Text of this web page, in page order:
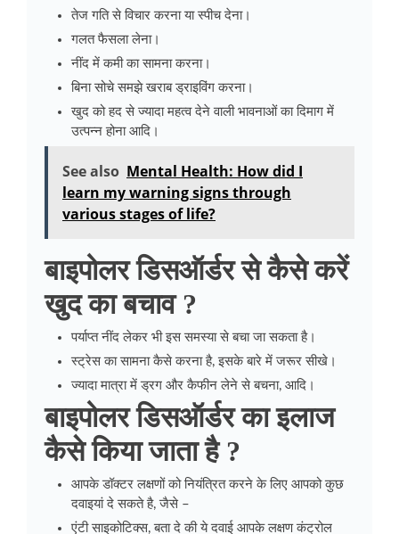
तेज गति से विचार करना या स्‍पीच देना।
गलत फैसला लेना।
नींद में कमी का सामना करना।
बिना सोचे समझे खराब ड्राइविंग करना।
खुद को हद से ज्‍यादा महत्‍व देने वाली भावनाओं का दिमाग में
उत्पन्न होना आदि।
See also Mental Health: How did I
learn my warning signs through
various stages of life?
बाइपोलर डिसऑर्डर से कैसे करें
खुद का बचाव ?
पर्याप्‍त नींद लेकर भी इस समस्या से बचा जा सकता है।
स्‍ट्रेस का सामना कैसे करना है, इसके बारे में जरूर सीखे।
ज्‍यादा मात्रा में ड्रग और कैफीन लेने से बचना, आदि।
बाइपोलर डिसऑर्डर का इलाज
कैसे किया जाता है ?
आपके डॉक्टर लक्षणों को नियंत्रित करने के लिए आपको कुछ
दवाइयां दे सकते है, जैसे –
एंटी साइकोटिक्स, बता दे की ये दवाई आपके लक्षण कंट्रोल